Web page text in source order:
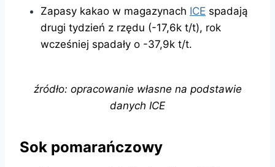
Zapasy kakao w magazynach ICE spadają
drugi tydzień z rzędu (-17,6k t/t), rok
wcześniej spadały o -37,9k t/t.
źródło: opracowanie własne na podstawie
danych ICE
Sok pomarańczowy